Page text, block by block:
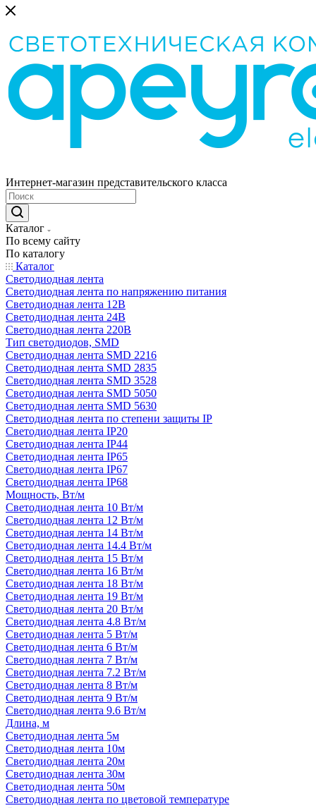
Интернет-магазин представительского класса
Каталог
По всему сайту
По каталогу
Каталог
Светодиодная лента
Светодиодная лента по напряжению питания
Светодиодная лента 12В
Светодиодная лента 24В
Светодиодная лента 220В
Тип светодиодов, SMD
Cветодиодная лента SMD 2216
Светодиодная лента SMD 2835
Светодиодная лента SMD 3528
Светодиодная лента SMD 5050
Светодиодная лента SMD 5630
Светодиодная лента по степени защиты IP
Светодиодная лента IP20
Светодиодная лента IP44
Светодиодная лента IP65
Светодиодная лента IP67
Светодиодная лента IP68
Мощность, Вт/м
Светодиодная лента 10 Вт/м
Светодиодная лента 12 Вт/м
Светодиодная лента 14 Вт/м
Светодиодная лента 14.4 Вт/м
Светодиодная лента 15 Вт/м
Светодиодная лента 16 Вт/м
Светодиодная лента 18 Вт/м
Светодиодная лента 19 Вт/м
Светодиодная лента 20 Вт/м
Светодиодная лента 4.8 Вт/м
Светодиодная лента 5 Вт/м
Светодиодная лента 6 Вт/м
Светодиодная лента 7 Вт/м
Светодиодная лента 7.2 Вт/м
Светодиодная лента 8 Вт/м
Светодиодная лента 9 Вт/м
Светодиодная лента 9.6 Вт/м
Длина, м
Светодиодная лента 5м
Светодиодная лента 10м
Светодиодная лента 20м
Светодиодная лента 30м
Светодиодная лента 50м
Светодиодная лента по цветовой температуре